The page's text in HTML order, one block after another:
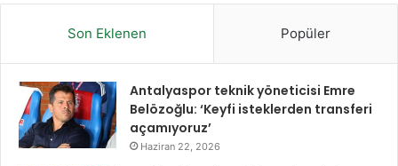
Son Eklenen Popüler
Antalyaspor teknik yöneticisi Emre
Belözoğlu: ‘Keyfi isteklerden transferi
açamıyoruz’
Haziran 22, 2026